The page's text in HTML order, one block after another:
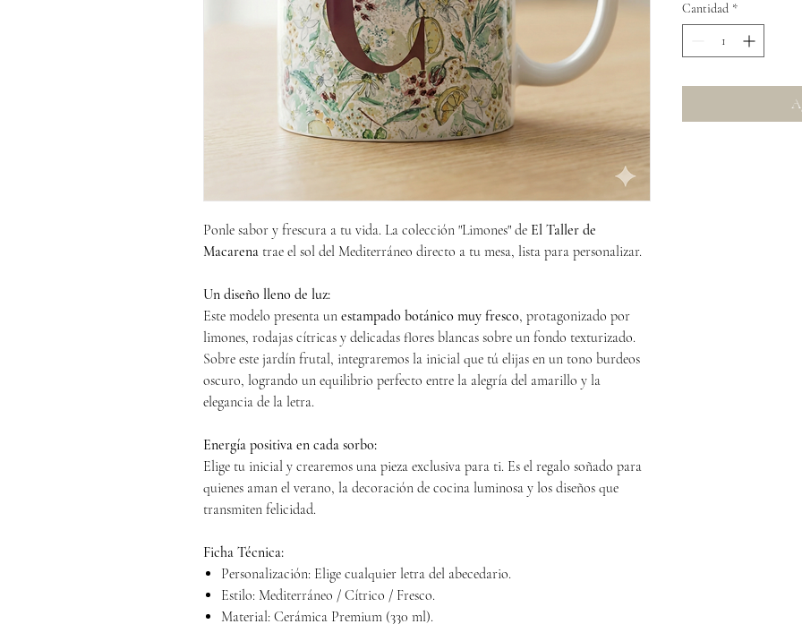
Ponle sabor y frescura a tu vida. La colección "Limones" de El Taller de
Macarena trae el sol del Mediterráneo directo a tu mesa, lista para personalizar.
Un diseño lleno de luz:
Este modelo presenta un estampado botánico muy fresco, protagonizado por
limones, rodajas cítricas y delicadas flores blancas sobre un fondo texturizado.
Sobre este jardín frutal, integraremos la inicial que tú elijas en un tono burdeos
oscuro, logrando un equilibrio perfecto entre la alegría del amarillo y la
elegancia de la letra.
Energía positiva en cada sorbo:
Elige tu inicial y crearemos una pieza exclusiva para ti. Es el regalo soñado para
quienes aman el verano, la decoración de cocina luminosa y los diseños que
transmiten felicidad.
Ficha Técnica:
Personalización: Elige cualquier letra del abecedario.
Estilo: Mediterráneo / Cítrico / Fresco.
Material: Cerámica Premium (330 ml).
Cantidad *